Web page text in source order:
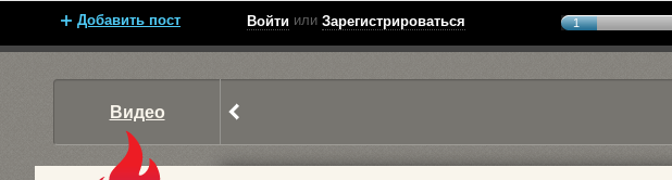
Добавить пост Войти или Зарегистрироваться 1
Видео